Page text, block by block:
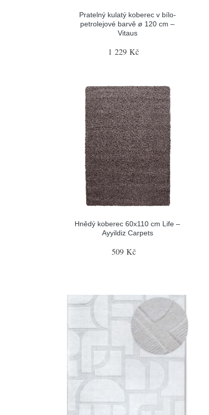
Pratelný kulatý koberec v bílo-
petrolejové barvě ø 120 cm –
Vitaus
1 229 Kč
Hnědý koberec 60x110 cm Life –
Ayyildiz Carpets
509 Kč